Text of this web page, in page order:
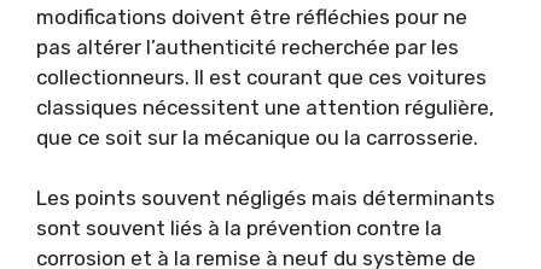
modifications doivent être réfléchies pour ne
pas altérer l’authenticité recherchée par les
collectionneurs. Il est courant que ces voitures
classiques nécessitent une attention régulière,
que ce soit sur la mécanique ou la carrosserie.
Les points souvent négligés mais déterminants
sont souvent liés à la prévention contre la
corrosion et à la remise à neuf du système de